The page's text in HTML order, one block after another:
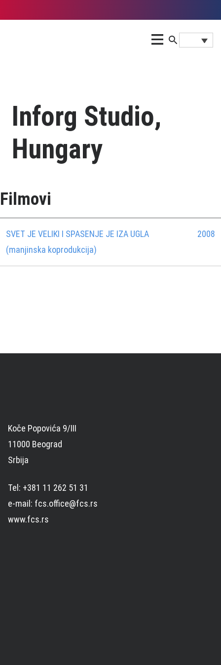
Inforg Studio,
Hungary
Filmovi
SVET JE VELIKI I SPASENJE JE IZA UGLA
(manjinska koprodukcija)
2008
Koče Popovića 9/III
11000 Beograd
Srbija
Tel: +381 11 262 51 31
e-mail: fcs.office@fcs.rs
www.fcs.rs